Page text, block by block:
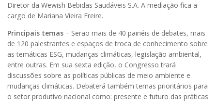
Diretor da Wewish Bebidas Saudáveis S.A. A mediação fica a
cargo de Mariana Vieira Freire.
Principais temas – Serão mais de 40 painéis de debates, mais
de 120 palestrantes e espaços de troca de conhecimento sobre
as temáticas ESG, mudanças climáticas, legislação ambiental,
entre outras. Em sua sexta edição, o Congresso trará
discussões sobre as políticas públicas de meio ambiente e
mudanças climáticas. Debaterá também temas prioritários para
o setor produtivo nacional como: presente e futuro das práticas